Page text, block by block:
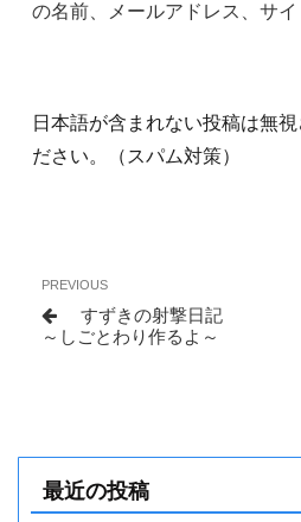
の名前、メールアドレス、サイ
日本語が含まれない投稿は無
ださい。（スパム対策）
シ
Previous
Post
PREVIOUS
すずきの射撃日記
～しごとわり作るよ～
最近の投稿